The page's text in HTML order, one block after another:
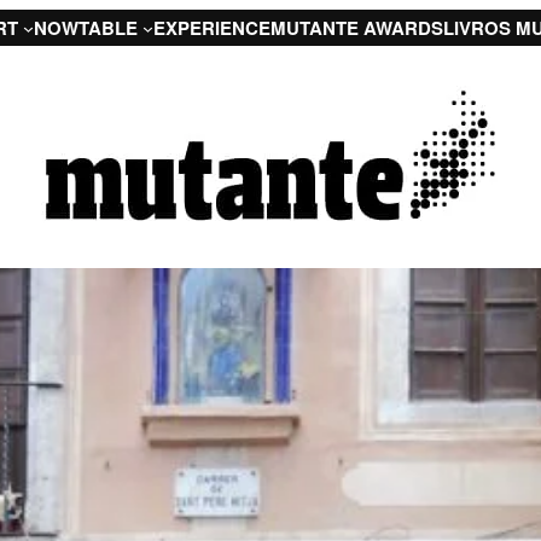
NOWTABLE EXPERIENCEMUTANTE AWARDSLIVROS